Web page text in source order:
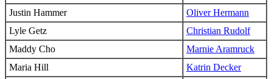
Justin Hammer
Oliver Hermann
Lyle Getz
Christian Rudolf
Maddy Cho
Marnie Aramruck
Maria Hill
Katrin Decker